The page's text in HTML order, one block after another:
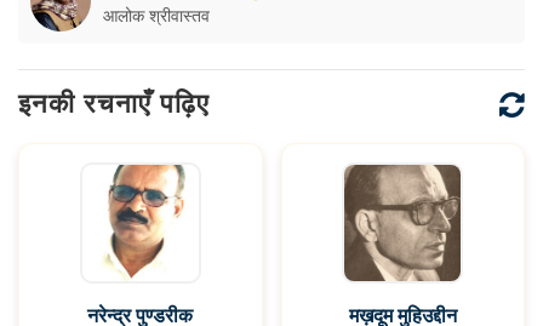
आलोक श्रीवास्तव
इनकी रचनाएँ पढ़िए
नरेन्द्र पुण्डरीक मख़दूम मुहिउद्दीन